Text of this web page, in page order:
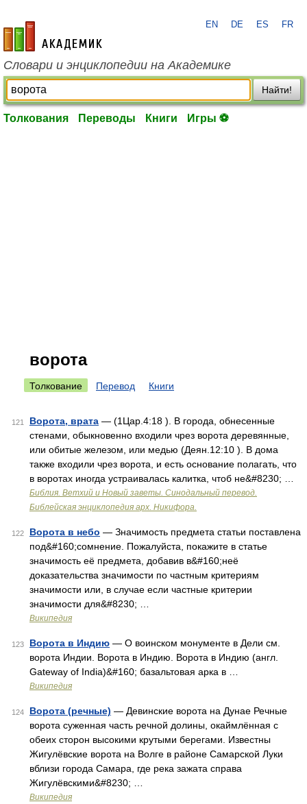
academic.ru
EN DE ES FR
Словари и энциклопедии на Академике
Найти!
Толкования Переводы Книги Игры ⚽
ворота
Толкование Перевод Книги
121 Ворота, врата — (1Цар.4:18 ). В города, обнесенные
стенами, обыкновенно входили чрез ворота деревянные,
или обитые железом, или медью (Деян.12:10 ). В дома
также входили чрез ворота, и есть основание полагать, что
в воротах иногда устраивалась калитка, чтоб не&#8230; …
Библия. Ветхий и Новый заветы. Синодальный перевод.
Библейская энциклопедия арх. Никифора.
122 Ворота в небо — Значимость предмета статьи поставлена
под&#160;сомнение. Пожалуйста, покажите в статье
значимость её предмета, добавив в&#160;неё
доказательства значимости по частным критериям
значимости или, в случае если частные критерии
значимости для&#8230; …
Википедия
123 Ворота в Индию — О воинском монументе в Дели см.
ворота Индии. Ворота в Индию. Ворота в Индию (англ.
Gateway of India)&#160; базальтовая арка в …
Википедия
124 Ворота (речные) — Девинские ворота на Дунае Речные
ворота суженная часть речной долины, окаймлённая с
обеих сторон высокими крутыми берегами. Известны
Жигулёвские ворота на Волге в районе Самарской Луки
вблизи города Самара, где река зажата справа
Жигулёвскими&#8230; …
Википедия